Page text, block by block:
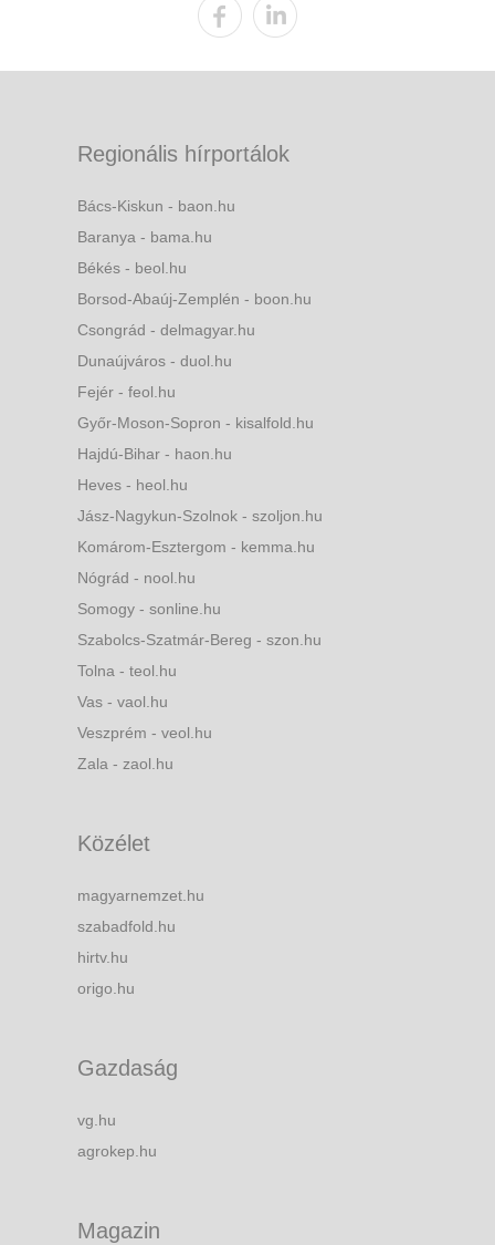
Regionális hírportálok
Bács-Kiskun - baon.hu
Baranya - bama.hu
Békés - beol.hu
Borsod-Abaúj-Zemplén - boon.hu
Csongrád - delmagyar.hu
Dunaújváros - duol.hu
Fejér - feol.hu
Győr-Moson-Sopron - kisalfold.hu
Hajdú-Bihar - haon.hu
Heves - heol.hu
Jász-Nagykun-Szolnok - szoljon.hu
Komárom-Esztergom - kemma.hu
Nógrád - nool.hu
Somogy - sonline.hu
Szabolcs-Szatmár-Bereg - szon.hu
Tolna - teol.hu
Vas - vaol.hu
Veszprém - veol.hu
Zala - zaol.hu
Közélet
magyarnemzet.hu
szabadfold.hu
hirtv.hu
origo.hu
Gazdaság
vg.hu
agrokep.hu
Magazin